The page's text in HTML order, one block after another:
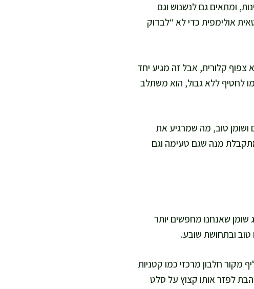
ומתאים גם לנשנוש וגם
אולימפית כדי לא “לבדוק
קלורית, אבל זה מגיע יחד
לחטיף ללא גבול, הוא משתלב
ושומן טוב, מה שמרגיע את
מנה שגם טעימה וגם
שומן שאנחנו מחפשים יותר
טוב ובתחושת שובע.
מקור חלבון מרכזי כמו קטניות
לפזר אותו קצוץ על סלט